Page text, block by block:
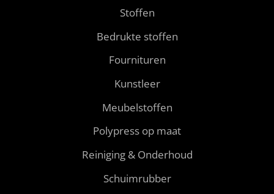
Stoffen
Bedrukte stoffen
Fournituren
Kunstleer
Meubelstoffen
Polypress op maat
Reiniging & Onderhoud
Schuimrubber